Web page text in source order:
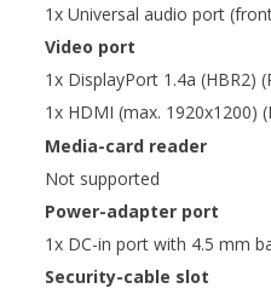
1x Universal audio port
Video port
1x DisplayPort 1.4a (HBR2)
1x HDMI (max. 1920x1200)
Media-card reader
Not supported
Power-adapter port
1x DC-in port with 4.5 mm
Security-cable slot